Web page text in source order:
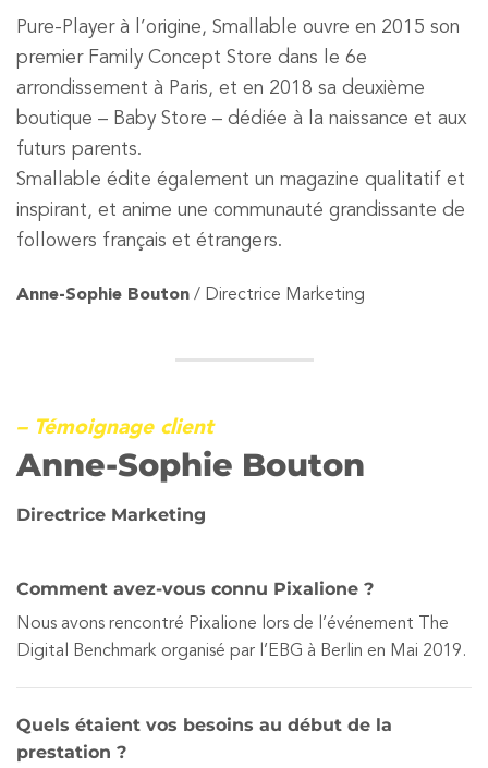
Pure-Player à l’origine, Smallable ouvre en 2015 son
premier Family Concept Store dans le 6e
arrondissement à Paris, et en 2018 sa deuxième
boutique – Baby Store – dédiée à la naissance et aux
futurs parents.
Smallable édite également un magazine qualitatif et
inspirant, et anime une communauté grandissante de
followers français et étrangers.
Anne-Sophie Bouton / Directrice Marketing
– Témoignage client
Anne-Sophie Bouton
Directrice Marketing
Comment avez-vous connu Pixalione ?
Nous avons rencontré Pixalione lors de l’événement The
Digital Benchmark organisé par l’EBG à Berlin en Mai 2019.
Quels étaient vos besoins au début de la
prestation ?